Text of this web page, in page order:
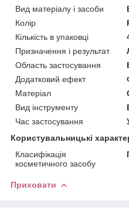
Вид матеріалу і засоби
Колір
Кількість в упаковці
Призначення і результат
Область застосування
Додатковий ефект
Матеріал
Вид інструменту
Час застосування
Користувальницькі
Класифікація
косметичного засобу
Приховати